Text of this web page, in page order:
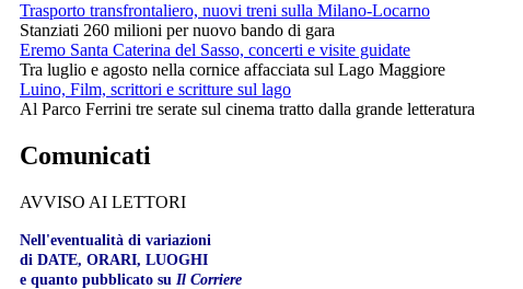
Trasporto transfrontaliero, nuovi treni sulla Milano-Locarno
Stanziati 260 milioni per nuovo bando di gara
Eremo Santa Caterina del Sasso, concerti e visite guidate
Tra luglio e agosto nella cornice affacciata sul Lago Maggiore
Luino, Film, scrittori e scritture sul lago
Al Parco Ferrini tre serate sul cinema tratto dalla grande letteratura
Comunicati
AVVISO AI LETTORI
Nell'eventualità di variazioni
di DATE, ORARI, LUOGHI
e quanto pubblicato su Il Corriere